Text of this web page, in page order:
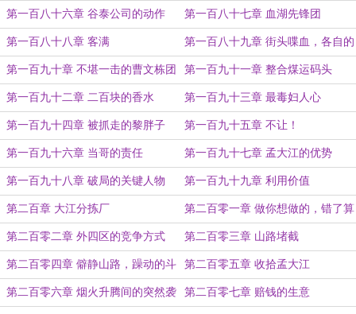
血的孟会长
第一百八十六章 谷泰公司的动作 第一百八十七章 血湖先锋团
第一百八十八章 客满 第一百八十九章 街头喋血，各自的
底牌
第一百九十章 不堪一击的曹文栋团
伙
第一百九十一章 整合煤运码头
第一百九十二章 二百块的香水 第一百九十三章 最毒妇人心
第一百九十四章 被抓走的黎胖子 第一百九十五章 不让！
第一百九十六章 当哥的责任 第一百九十七章 孟大江的优势
第一百九十八章 破局的关键人物 第一百九十九章 利用价值
第二百章 大江分拣厂 第二百零一章 做你想做的，错了算
我的！
第二百零二章 外四区的竞争方式 第二百零三章 山路堵截
第二百零四章 僻静山路，躁动的斗
争
第二百零五章 收拾孟大江
第二百零六章 烟火升腾间的突然袭 第二百零七章 赔钱的生意